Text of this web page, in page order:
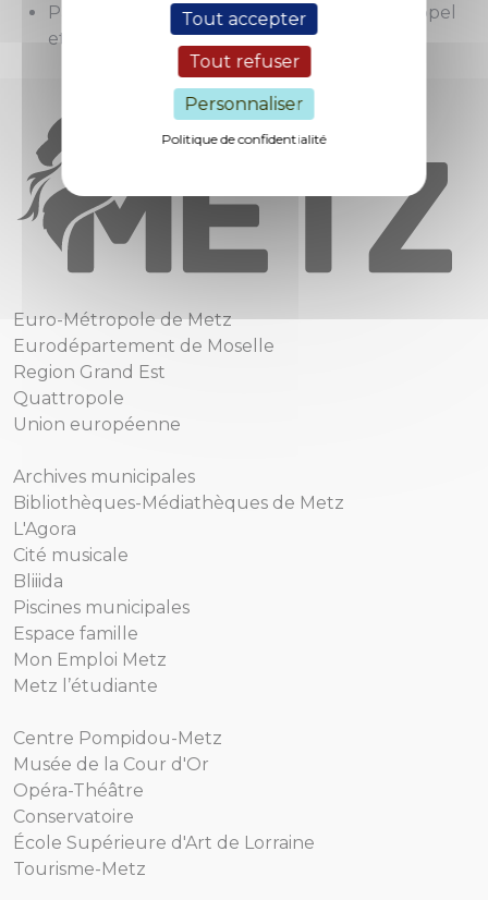
Tout accepter
Tout refuser
Personnaliser
Politique de confidentialité
Par téléphone : AlloMairie0 800 891 891
(appel
et service gratuit)
Euro-Métropole de Metz
Eurodépartement de Moselle
Region Grand Est
Quattropole
Union européenne
Archives municipales
Bibliothèques-Médiathèques de Metz
L'Agora
Cité musicale
Bliiida
Piscines municipales
Espace famille
Mon Emploi Metz
Metz l’étudiante
Centre Pompidou-Metz
Musée de la Cour d'Or
Opéra-Théâtre
Conservatoire
École Supérieure d'Art de Lorraine
Tourisme-Metz